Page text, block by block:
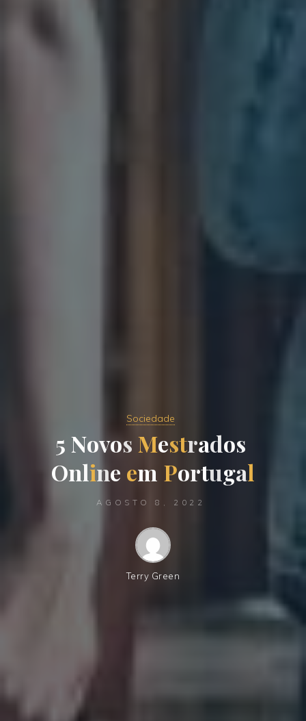
Sociedade
5 Novos Mestrados
Online em Portugal
AGOSTO 8, 2022
Terry Green